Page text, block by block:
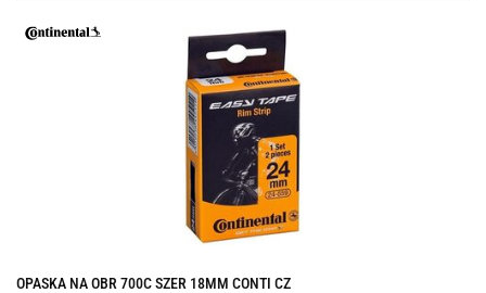
OPASKA NA OBR 700C SZER 18MM CONTI CZ